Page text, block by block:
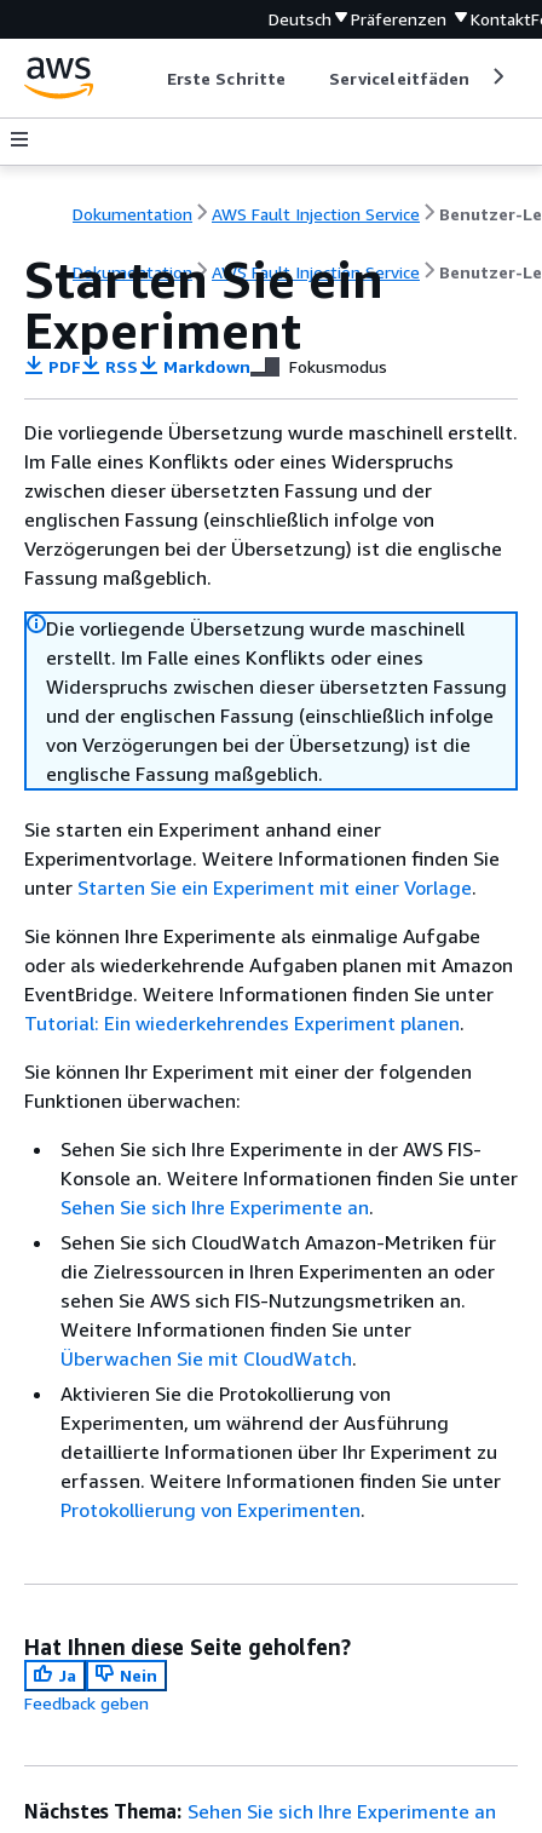
Deutsch Präferenzen Kontakt
Erste Schritte Serviceleitfäden
Dokumentation AWS Fault Injection Service
Dokumentation AWS Fault Injection Service Benutzer-
Starten Sie ein
Experiment
PDF RSS Markdown Fokusmodus
Die vorliegende Übersetzung wurde maschinell erstellt.
Im Falle eines Konflikts oder eines Widerspruchs
zwischen dieser übersetzten Fassung und der
englischen Fassung (einschließlich infolge von
Verzögerungen bei der Übersetzung) ist die englische
Fassung maßgeblich.
Die vorliegende Übersetzung wurde maschinell
erstellt. Im Falle eines Konflikts oder eines
Widerspruchs zwischen dieser übersetzten Fassung
und der englischen Fassung (einschließlich infolge
von Verzögerungen bei der Übersetzung) ist die
englische Fassung maßgeblich.
Sie starten ein Experiment anhand einer
Experimentvorlage. Weitere Informationen finden Sie
unter Starten Sie ein Experiment mit einer Vorlage.
Sie können Ihre Experimente als einmalige Aufgabe
oder als wiederkehrende Aufgaben planen mit Amazon
EventBridge. Weitere Informationen finden Sie unter
Tutorial: Ein wiederkehrendes Experiment planen.
Sie können Ihr Experiment mit einer der folgenden
Funktionen überwachen:
Sehen Sie sich Ihre Experimente in der AWS FIS-
Konsole an. Weitere Informationen finden Sie unter
Sehen Sie sich Ihre Experimente an.
Sehen Sie sich CloudWatch Amazon-Metriken für
die Zielressourcen in Ihren Experimenten an oder
sehen Sie AWS sich FIS-Nutzungsmetriken an.
Weitere Informationen finden Sie unter
Überwachen Sie mit CloudWatch.
Aktivieren Sie die Protokollierung von
Experimenten, um während der Ausführung
detaillierte Informationen über Ihr Experiment zu
erfassen. Weitere Informationen finden Sie unter
Protokollierung von Experimenten.
Hat Ihnen diese Seite geholfen?
Ja
Nein
Feedback geben
Nächstes Thema: Sehen Sie sich Ihre Experimente an